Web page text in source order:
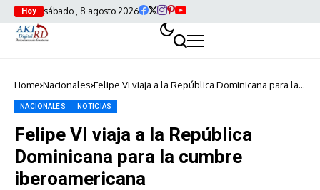
Hoy sábado , 8 agosto 2026
Home Nacionales Felipe VI viaja a la República Dominicana para la
NACIONALES NOTICIAS
Felipe VI viaja a la República
Dominicana para la cumbre
iberoamericana